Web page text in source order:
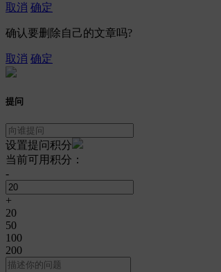
取消 确定
确认要删除自己的文章吗?
取消 确定
提问
设置提问积分
当前可用积分：
-
+
20
50
100
200